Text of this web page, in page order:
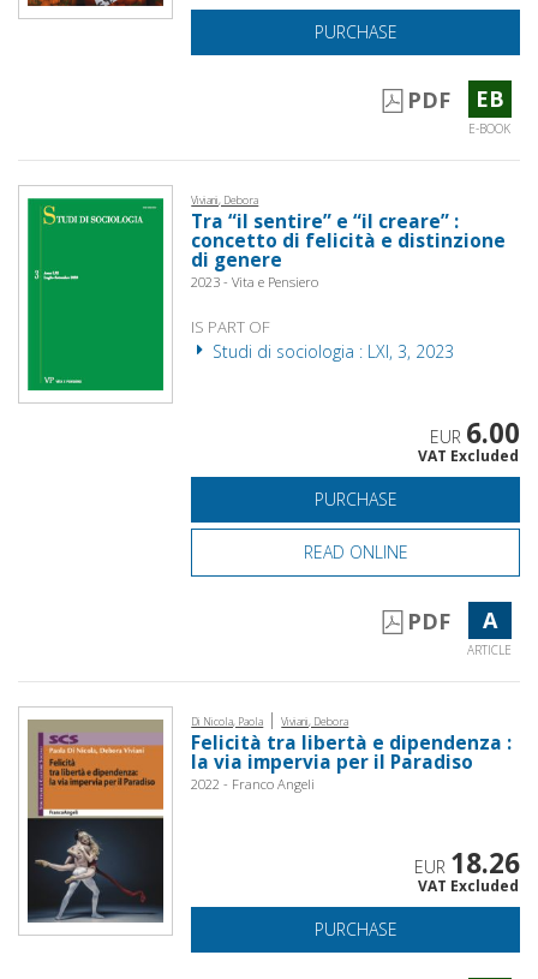
PURCHASE
PDF EB
E-BOOK
Viviani, Debora
Tra “il sentire” e “il creare” :
concetto di felicità e distinzione
di genere
2023 - Vita e Pensiero
IS PART OF
Studi di sociologia : LXI, 3, 2023
EUR 6.00
VAT Excluded
PURCHASE
READ ONLINE
PDF A
ARTICLE
Di Nicola, Paola | Viviani, Debora
Felicità tra libertà e dipendenza :
la via impervia per il Paradiso
2022 - Franco Angeli
EUR 18.26
VAT Excluded
PURCHASE